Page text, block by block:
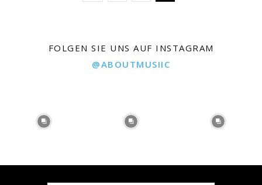
FOLGEN SIE UNS AUF INSTAGRAM
@ABOUTMUSIIC